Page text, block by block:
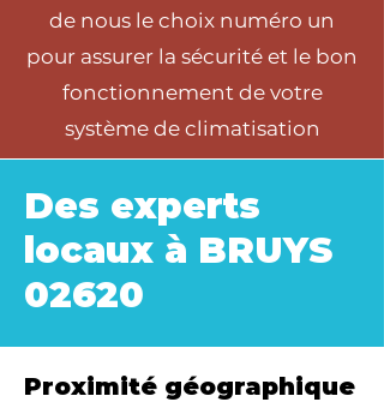
de nous le choix numéro un
pour assurer la sécurité et le bon
fonctionnement de votre
système de climatisation
Des experts
locaux à BRUYS
02620
Proximité géographique